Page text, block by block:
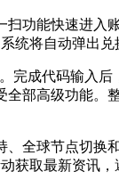
功能快速进
统将自动弹出兑
成代码输入
部高级功能
全球节点切
获取最新资讯，